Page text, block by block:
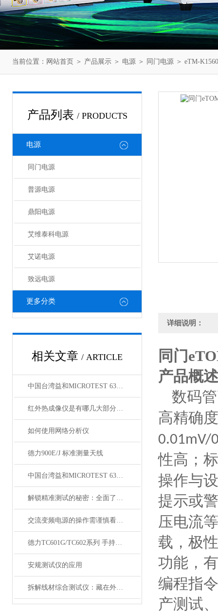
当前位置： 网站首页 ＞ 产品展示 ＞ 电源 ＞ 同门电源 ＞ eTM-
产品列表 / PRODUCTS
电源
同门电源
普源电源
鼎阳电源
艾维泰科电源
艾诺电源
致远电源
更多分类
相关文章 / ARTICLE
中国台湾益和MICROTEST 6375 LCR测试仪
红外热成像仪是有哪几大部分组成的呢？
如何使用网络分析仪
德力900E/J 标准测量天线
中国台湾益和MICROTEST 6373 LCR测试仪
解锁精准测试的秘密：全面了解PCB阻抗测试仪的组成
交流变频电源的操作需谨慎看完下文你就知道了？
德力TC601G/TC602系列 手持式千兆以太网测试分析仪
安规测试仪的应用
拆解线材综合测试仪：藏在外壳里的精密结构，藏着哪些硬核秘密？
详细说明：
同门
产品概
数码
高精确
0.01mV/
性高；
操作与
提示或
压电流
载，极
功能，
编程指
产测试